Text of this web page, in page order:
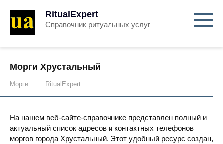
RitualExpert
Справочник ритуальных услуг
Морги Хрустальный
Морги RitualExpert
На нашем веб-сайте-справочнике представлен полный и
актуальный список адресов и контактных телефонов
моргов города Хрустальный. Этот удобный ресурс создан,